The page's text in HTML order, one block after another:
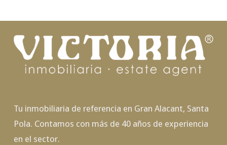
Tu inmobiliaria de referencia en Gran Alacant, Santa
Pola. Contamos con más de 40 años de experiencia
en el sector.